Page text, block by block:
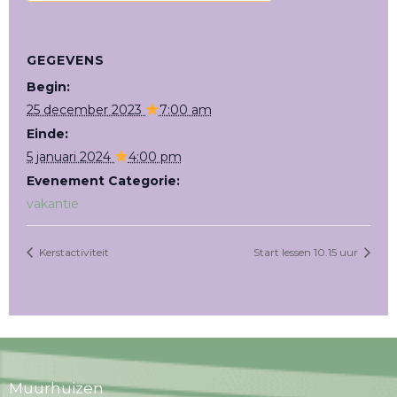
GEGEVENS
Begin:
25 december 2023
7:00 am
Einde:
5 januari 2024
4:00 pm
Evenement Categorie:
vakantie
Kerstactiviteit Start lessen 10.15 uur
Muurhuizen